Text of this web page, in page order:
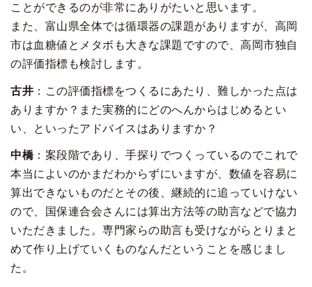
ことができるのが非常にありがたいと思います。
また、富山県全体では循環器の課題がありますが、高岡
市は血糖値とメタボも大きな課題ですので、高岡市独自
の評価指標も検討します。
古井 ：この評価指標をつくるにあたり、難しかった点は
ありますか？また実務的にどのへんからはじめるとい
い、といったアドバイスはありますか？
中橋：案段階であり、手探りでつくっているのでこれで
本当によいのかまだわからずにいますが、数値を容易に
算出できないものだとその後、継続的に追っていけない
ので、国保連合会さんには算出方法等の助言などで協力
いただきました。専門家らの助言も受けながらとりまと
めて作り上げていくものなんだということを感じまし
た。